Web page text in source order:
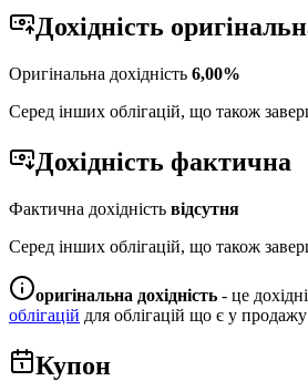
Дохідність
Оригінальна дохідність 6,00%
Серед інших облігацій, що також
Дохідність фактична
Фактична дохідність відсутня
Серед інших облігацій, що також
оригінальна дохідність - це
облігацій для облігацій що є у продажу
Купон